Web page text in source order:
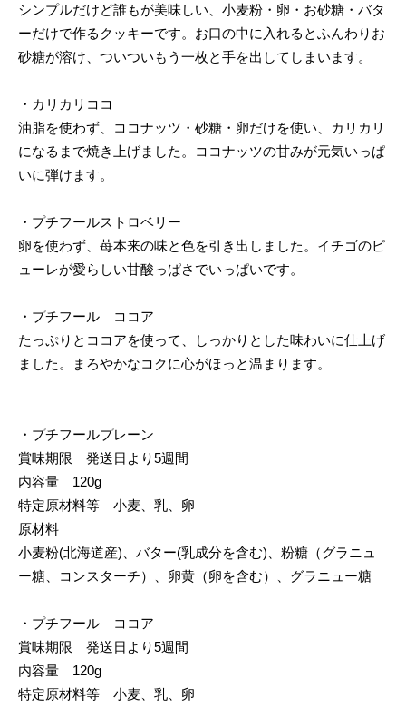
シンプルだけど誰もが美味しい、小麦粉・卵・お砂糖・バタ
ーだけで作るクッキーです。お口の中に入れるとふんわりお
砂糖が溶け、ついついもう一枚と手を出してしまいます。
・カリカリココ
油脂を使わず、ココナッツ・砂糖・卵だけを使い、カリカリ
になるまで焼き上げました。ココナッツの甘みが元気いっぱ
いに弾けます。
・プチフールストロベリー
卵を使わず、苺本来の味と色を引き出しました。イチゴのピ
ューレが愛らしい甘酸っぱさでいっぱいです。
・プチフール ココア
たっぷりとココアを使って、しっかりとした味わいに仕上げ
ました。まろやかなコクに心がほっと温まります。
・プチフールプレーン
賞味期限 発送日より5週間
内容量 120g
特定原材料等 小麦、乳、卵
原材料
小麦粉(北海道産)、バター(乳成分を含む)、粉糖（グラニュ
ー糖、コンスターチ）、卵黄（卵を含む）、グラニュー糖
・プチフール ココア
賞味期限 発送日より5週間
内容量 120g
特定原材料等 小麦、乳、卵